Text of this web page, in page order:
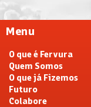
Menu
O que é Fervura
Quem Somos
O que já Fizemos
Futuro
Colabore